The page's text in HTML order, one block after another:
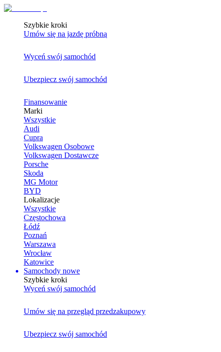
Szybkie kroki
Umów się na jazdę próbną
Wyceń swój samochód
Ubezpiecz swój samochód
Finansowanie
Marki
Wszystkie
Audi
Cupra
Volkswagen Osobowe
Volkswagen Dostawcze
Porsche
Skoda
MG Motor
BYD
Lokalizacje
Wszystkie
Częstochowa
Łódź
Poznań
Warszawa
Wrocław
Katowice
Samochody nowe
Szybkie kroki
Wyceń swój samochód
Umów się na przegląd przedzakupowy
Ubezpiecz swój samochód